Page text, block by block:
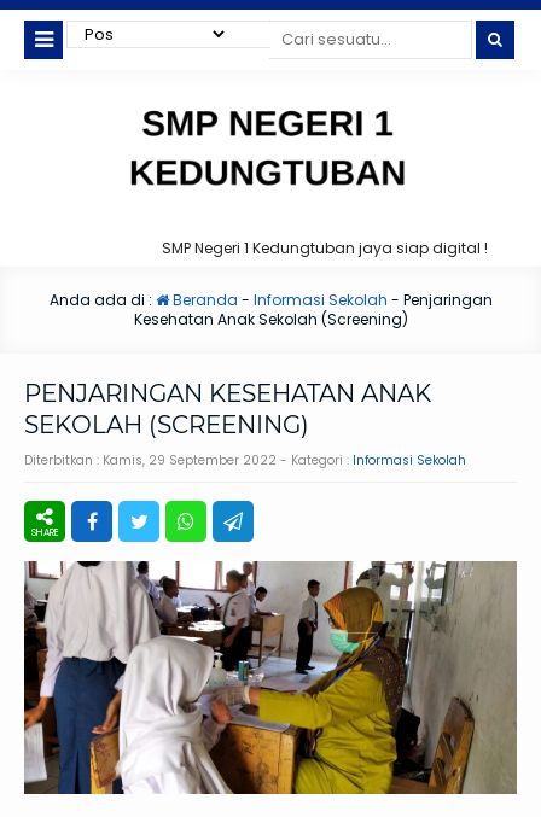
SMP Negeri 1 Kedungtuban jaya siap digital !
Anda ada di : Beranda - Informasi Sekolah - Penjaringan
Kesehatan Anak Sekolah (Screening)
PENJARINGAN KESEHATAN ANAK
SEKOLAH (SCREENING)
Diterbitkan : Kamis, 29 September 2022 - Kategori : Informasi Sekolah